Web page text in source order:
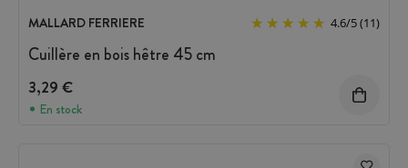
MALLARD FERRIERE 4.6/5(11)
Cuillère en bois hêtre 45 cm
3,29 €
En stock